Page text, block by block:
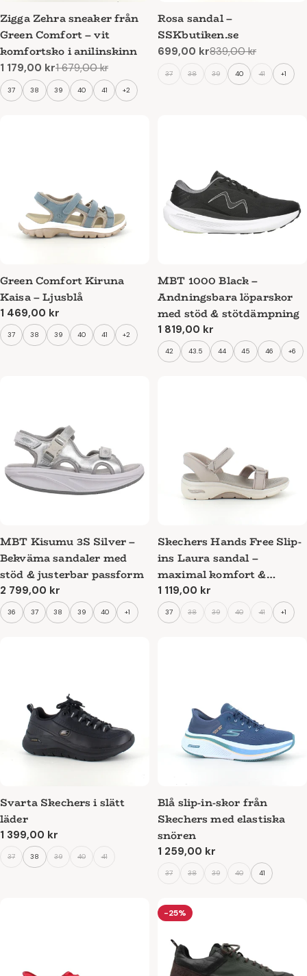
Zigga Zehra sneaker från
Green Comfort – vit
komfortsko i anilinskinn
Reapris
1 179,00 kr
Ordinarie
pris
1 679,00 kr
37 38 39 40 41 +2
Rosa sandal –
SSKbutiken.se
Reapris
699,00 kr
Ordinarie
pris
839,00 kr
37 38 39 40 41 +1
Green Comfort Kiruna
Kaisa – Ljusblå
Ordinarie
pris
1 469,00 kr
37 38 39 40 41 +2
MBT 1000 Black –
Andningsbara löparskor
med stöd & stötdämpning
Ordinarie
pris
1 819,00 kr
42 43.5 44 45 46 +6
MBT Kisumu 3S Silver –
Bekväma sandaler med
stöd & justerbar passform
Ordinarie
pris
2 799,00 kr
36 37 38 39 40 +1
Skechers Hands Free Slip-
ins Laura sandal –
maximal komfort &
fotvalvsstöd
Ordinarie
pris
1 119,00 kr
37 38 39 40 41 +1
Svarta Skechers i slätt
läder
Ordinarie
1 399,00 kr
37 38 39 40 41
Blå slip-in-skor från
Skechers med elastiska
snören
Ordinarie
1 259,00 kr
37 38 39 40 41
-25%